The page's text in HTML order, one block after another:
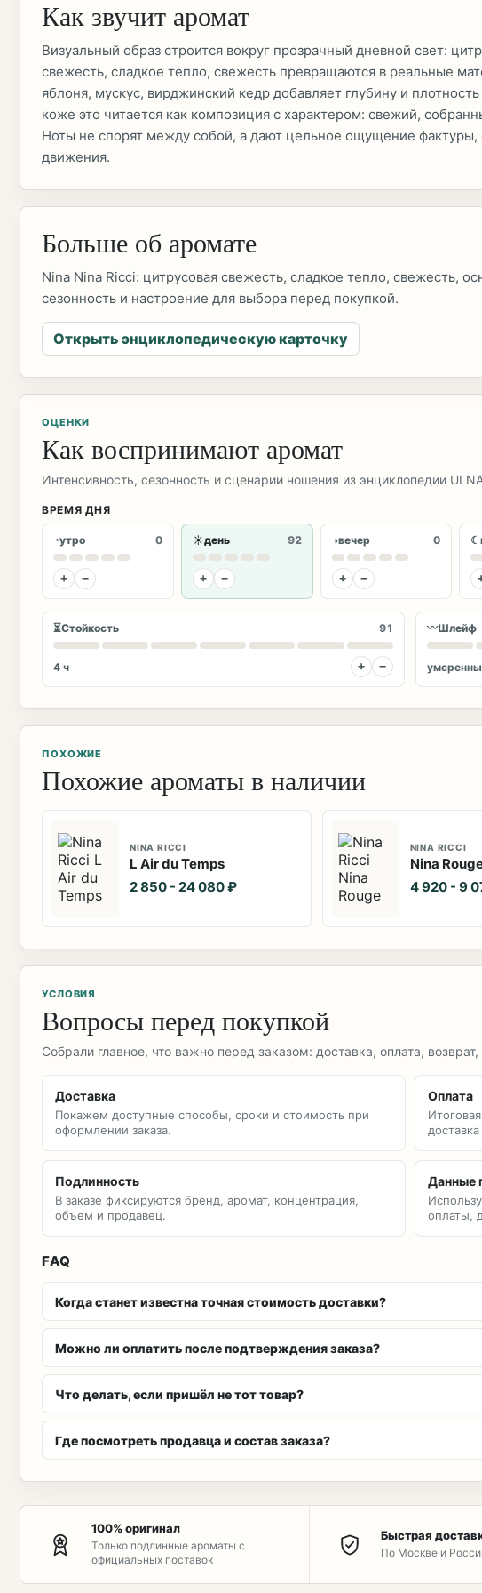
Как звучит аромат
Визуальный образ строится вокруг прозрачный дневной свет:
свежесть, сладкое тепло, свежесть превращаются в реальные
яблоня, мускус, вирджинский кедр добавляет глубину и
коже это читается как композиция с характером: свежий,
Ноты не спорят между собой, а дают цельное ощущение фактуры,
движения.
Больше об аромате
Nina Nina Ricci: цитрусовая свежесть, сладкое тепло, свежесть,
сезонность и настроение для выбора перед покупкой.
Открыть энциклопедическую карточку
ОЦЕНКИ
Как воспринимают аромат
Интенсивность, сезонность и сценарии ношения из энциклопедии
ВРЕМЯ ДНЯ
◔утро 0
+ −
☀день 92
+ −
◑вечер 0
+ −
☾
⏳Стойкость 91
4 ч + −
〰Шлейф
ПОХОЖИЕ
Похожие ароматы в наличии
NINA RICCI
L Air du Temps
2 850 - 24 080 ₽
NINA RICCI
Nina
4 920 - 9
УСЛОВИЯ
Вопросы перед покупкой
Собрали главное, что важно перед заказом: доставка, оплата,
Доставка
Покажем доступные способы, сроки и стоимость при
оформлении заказа.
Оплата
Подлинность
В заказе фиксируются бренд, аромат, концентрация,
объем и продавец.
Данные
оплаты,
FAQ
Когда станет известна точная стоимость доставки?
Можно ли оплатить после подтверждения заказа?
Что делать, если пришёл не тот товар?
Где посмотреть продавца и состав заказа?
100% оригинал
Только подлинные ароматы с
официальных поставок
Быстрая
По Москве и